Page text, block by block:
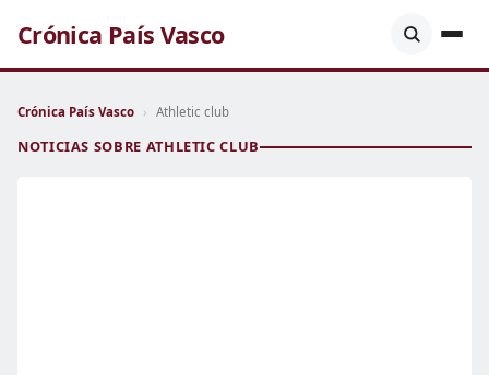
Crónica País Vasco
Crónica País Vasco › Athletic club
NOTICIAS SOBRE ATHLETIC CLUB